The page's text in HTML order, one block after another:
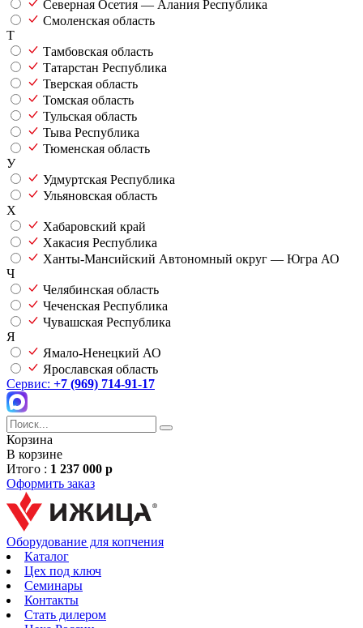
Северная Осетия — Алания Республика
Смоленская область
Т
Тамбовская область
Татарстан Республика
Тверская область
Томская область
Тульская область
Тыва Республика
Тюменская область
У
Удмуртская Республика
Ульяновская область
Х
Хабаровский край
Хакасия Республика
Ханты-Мансийский Автономный округ — Югра АО
Ч
Челябинская область
Чеченская Республика
Чувашская Республика
Я
Ямало-Ненецкий АО
Ярославская область
Сервис: +7 (969) 714-91-17
Корзина
В корзине
Итого : 1 237 000 р
Оформить заказ
Оборудование для копчения
Каталог
Цех под ключ
Семинары
Контакты
Стать дилером